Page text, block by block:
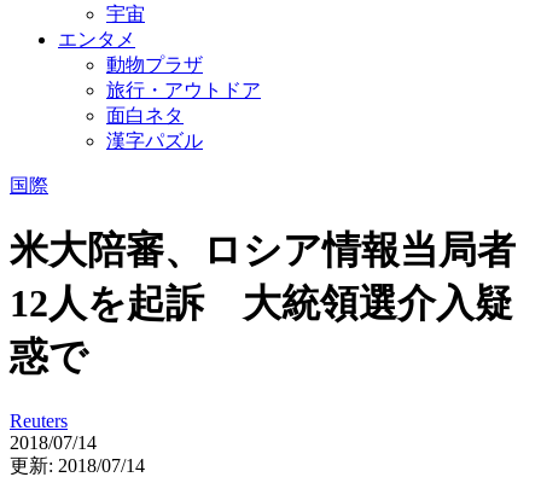
宇宙
エンタメ
動物プラザ
旅行・アウトドア
面白ネタ
漢字パズル
国際
米大陪審、ロシア情報当局者
12人を起訴 大統領選介入疑
惑で
Reuters
2018/07/14
更新: 2018/07/14